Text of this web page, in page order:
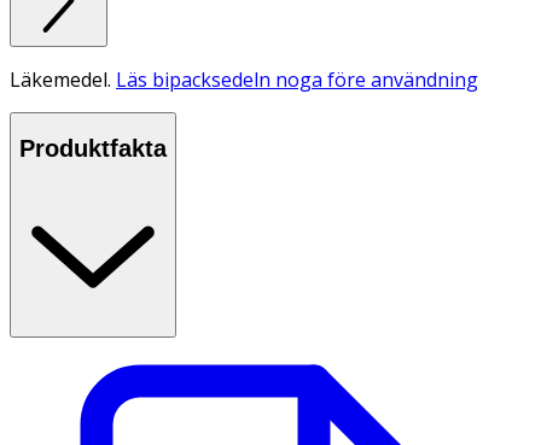
Läkemedel. Läs bipacksedeln noga före användning
Produktfakta